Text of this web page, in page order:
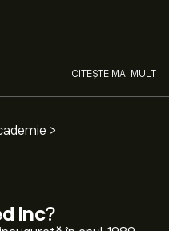
Inc?
CITEȘTE MAI MULT
>